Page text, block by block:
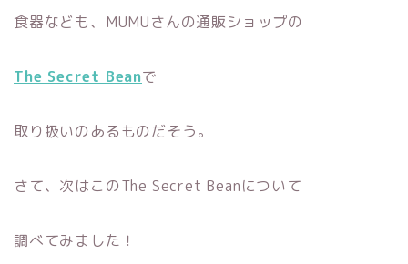
食器なども、MUMUさんの通販ショップの
The Secret Beanで
取り扱いのあるものだそう。
さて、次はこのThe Secret Beanについて
調べてみました！